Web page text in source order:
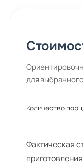
для
Количество
Фактическая
приготовления